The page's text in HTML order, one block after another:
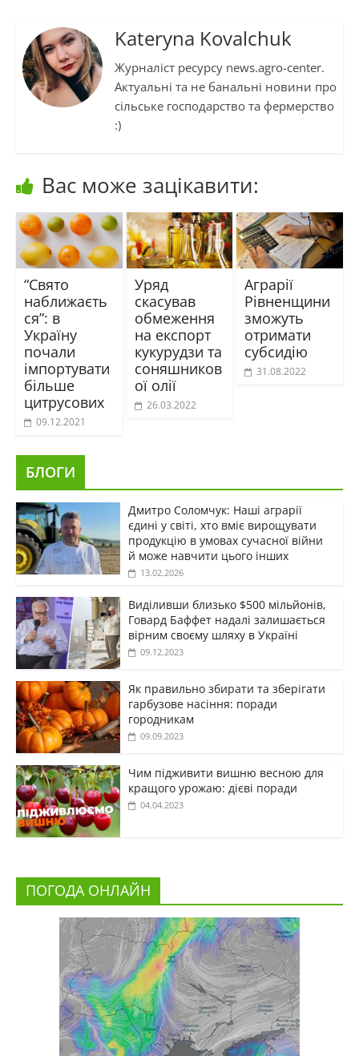
Kateryna Kovalchuk
Журналіст ресурсу news.agro-center.
Актуальні та не банальні новини про
сільське господарство та фермерство
:)
Вас може зацікавити:
“Свято
наближаєть
ся”: в
Україну
почали
імпортувати
більше
цитрусових
09.12.2021
Уряд
скасував
обмеження
на експорт
кукурудзи та
соняшников
ої олії
26.03.2022
Аграрії
Рівненщини
зможуть
отримати
субсидію
31.08.2022
БЛОГИ
Дмитро Соломчук: Наші аграрії
єдині у світі, хто вміє вирощувати
продукцію в умовах сучасної війни
й може навчити цього інших
13.02.2026
Виділивши близько $500 мільйонів,
Говард Баффет надалі залишається
вірним своєму шляху в Україні
09.12.2023
Як правильно збирати та зберігати
гарбузове насіння: поради
городникам
09.09.2023
Чим підживити вишню весною для
кращого урожаю: дієві поради
04.04.2023
ПОГОДА ОНЛАЙН